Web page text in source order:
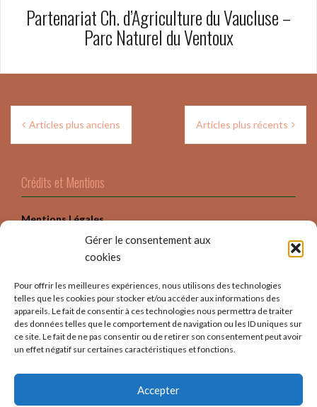
Gérer le consentement aux
cookies
Pour offrir les meilleures expériences, nous utilisons des technologies
telles que les cookies pour stocker et/ou accéder aux informations des
appareils. Le fait de consentir à ces technologies nous permettra de traiter
des données telles que le comportement de navigation ou les ID uniques sur
ce site. Le fait de ne pas consentir ou de retirer son consentement peut avoir
un effet négatif sur certaines caractéristiques et fonctions.
Accepter
Partenariat Ch. d’Agriculture du Vaucluse –
Parc Naturel du Ventoux
Navigation
desArticles plus anciens Articles plus récents
Crédits et Mentions
Mentions Légales
Politique Confidentialité